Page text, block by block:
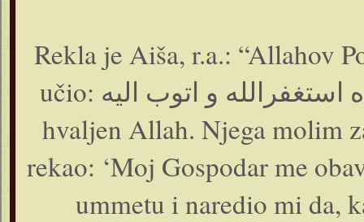
Rekla je Aiša, r.a.: “Allahov
učio: سبحان الله و بحمده استغفرالله و اتوب اليه (Neka je slavljen i
hvaljen Allah. Njega molim
rekao: ‘Moj Gospodar me
ummetu i naredio mi da,